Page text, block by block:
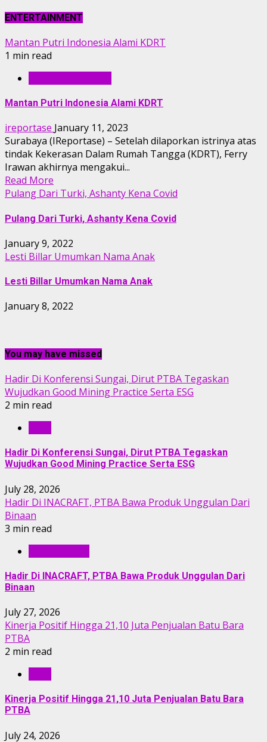
ENTERTAINMENT
Mantan Putri Indonesia Alami KDRT
1 min read
Mantan Putri Indonesia Alami KDRT
ireportase January 11, 2023
Surabaya (IReportase) – Setelah dilaporkan istrinya atas
tindak Kekerasan Dalam Rumah Tangga (KDRT), Ferry
Irawan akhirnya mengakui...
Read More
Pulang Dari Turki, Ashanty Kena Covid
Pulang Dari Turki, Ashanty Kena Covid
January 9, 2022
Lesti Billar Umumkan Nama Anak
Lesti Billar Umumkan Nama Anak
January 8, 2022
You may have missed
Hadir Di Konferensi Sungai, Dirut PTBA Tegaskan
Wujudkan Good Mining Practice Serta ESG
2 min read
Hadir Di Konferensi Sungai, Dirut PTBA Tegaskan
Wujudkan Good Mining Practice Serta ESG
July 28, 2026
Hadir Di INACRAFT, PTBA Bawa Produk Unggulan Dari
Binaan
3 min read
Hadir Di INACRAFT, PTBA Bawa Produk Unggulan Dari
Binaan
July 27, 2026
Kinerja Positif Hingga 21,10 Juta Penjualan Batu Bara
PTBA
2 min read
Kinerja Positif Hingga 21,10 Juta Penjualan Batu Bara
PTBA
July 24, 2026